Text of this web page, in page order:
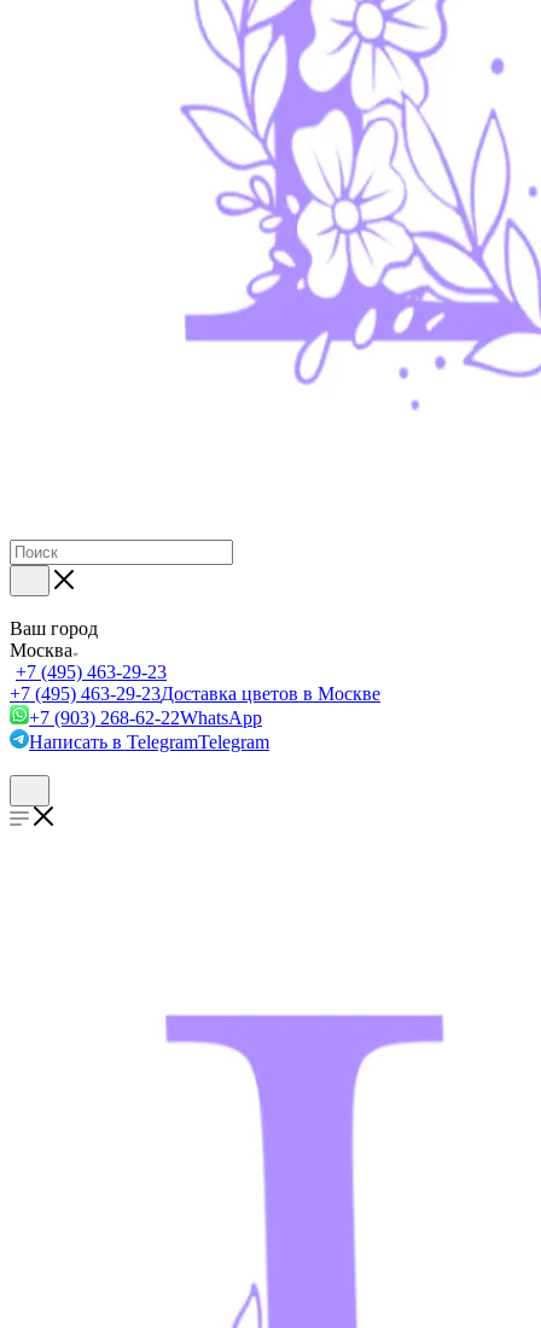
Ваш город
Москва
+7 (495) 463-29-23
+7 (495) 463-29-23Доставка цветов в Москве
+7 (903) 268-62-22WhatsApp
Написать в TelegramTelegram